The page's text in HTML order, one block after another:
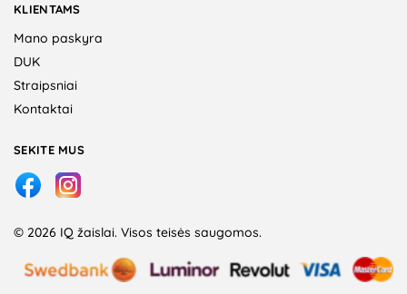
KLIENTAMS
Mano paskyra
DUK
Straipsniai
Kontaktai
SEKITE MUS
© 2026 IQ žaislai. Visos teisės saugomos.